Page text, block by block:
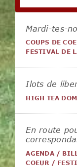
Mardi-tes-
COUPS DE
FESTIVAL DE
Ilots de
HIGH TEA
En route
AGENDA/
COEUR /